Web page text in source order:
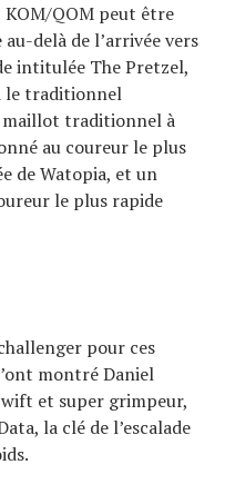
QOM peut être
delà de l’arrivée vers
intitulée The Pretzel,
le traditionnel
maillot traditionnel à
au coureur le plus
de Watopia, et un
le plus rapide
pour ces
montré Daniel
et super grimpeur,
la clé de l’escalade